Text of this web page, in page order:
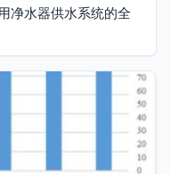
净水器供水系统的全